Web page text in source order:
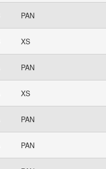
PAN
XS
PAN
XS
PAN
PAN